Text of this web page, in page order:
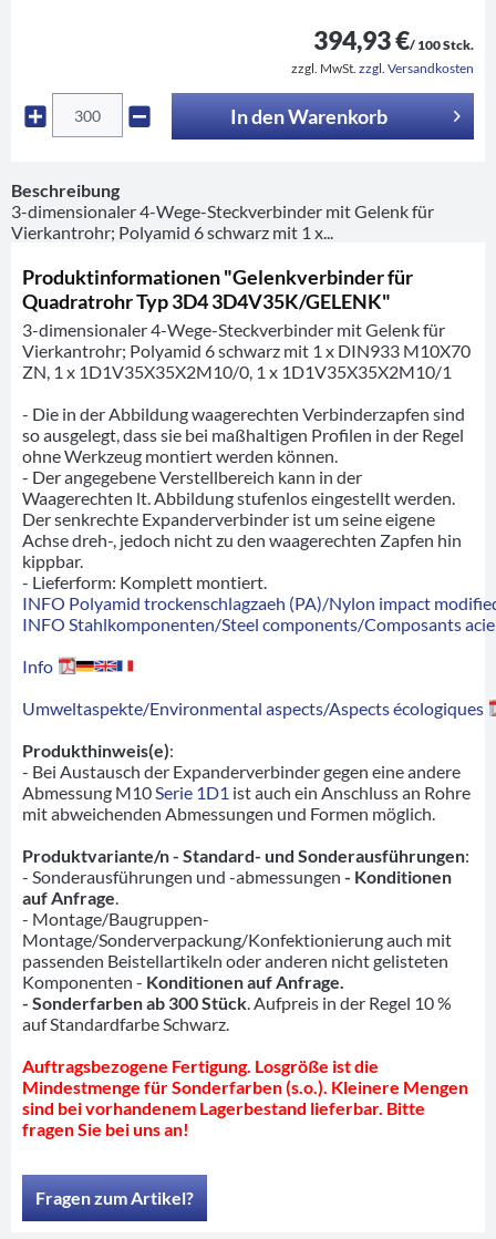
394,93 €/ 100 Stck.
zzgl. MwSt. zzgl. Versandkosten
In denWarenkorb
Beschreibung
3-dimensionaler 4-Wege-Steckverbinder mit Gelenk für
Vierkantrohr; Polyamid 6 schwarz mit 1 x...
Produktinformationen "Gelenkverbinder für
Quadratrohr Typ 3D4 3D4V35K/GELENK"
3-dimensionaler 4-Wege-Steckverbinder mit Gelenk für
Vierkantrohr; Polyamid 6 schwarz mit 1 x DIN933 M10X70
ZN, 1 x 1D1V35X35X2M10/0, 1 x 1D1V35X35X2M10/1
- Die in der Abbildung waagerechten Verbinderzapfen sind
so ausgelegt, dass sie bei maßhaltigen Profilen in der Regel
ohne Werkzeug montiert werden können.
- Der angegebene Verstellbereich kann in der
Waagerechten lt. Abbildung stufenlos eingestellt werden.
Der senkrechte Expanderverbinder ist um seine eigene
Achse dreh-, jedoch nicht zu den waagerechten Zapfen hin
kippbar.
- Lieferform: Komplett montiert.
INFO Polyamid trockenschlagzaeh (PA)/Nylon impact
INFO Stahlkomponenten/Steel components/Composants
Info
Umweltaspekte/Environmental aspects/Aspects écologiques
Produkthinweis(e):
- Bei Austausch der Expanderverbinder gegen eine andere
Abmessung M10 Serie 1D1 ist auch ein Anschluss an Rohre
mit abweichenden Abmessungen und Formen möglich.
Produktvariante/n - Standard- und Sonderausführungen:
- Sonderausführungen und -abmessungen - Konditionen
auf Anfrage
- Montage/Baugruppen-
Montage/Sonderverpackung/Konfektionierung auch mit
passenden Beistellartikeln oder anderen nicht gelisteten
Komponenten - Konditionen auf Anfrage.
- Sonderfarben ab 300 Stück . Aufpreis in der Regel 10 %
auf Standardfarbe Schwarz.
Auftragsbezogene Fertigung. Losgröße ist die
Mindestmenge für Sonderfarben (s.o.). Kleinere Mengen
sind bei vorhandenem Lagerbestand lieferbar. Bitte
fragen Sie bei uns an!
Fragen zum Artikel?